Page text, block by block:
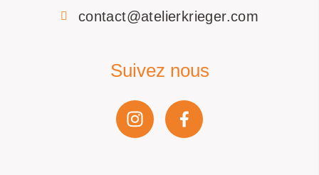
contact@atelierkrieger.com
Suivez nous